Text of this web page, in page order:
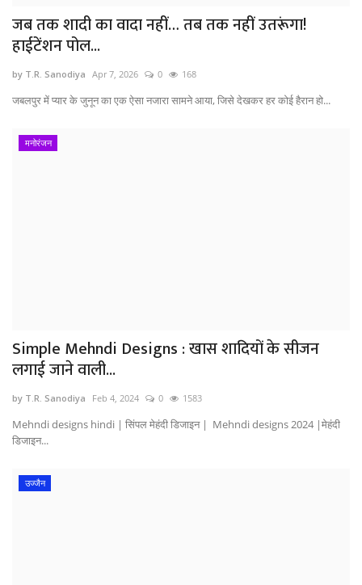
जब तक शादी का वादा नहीं… तब तक नहीं उतरूंगा!
हाईटेंशन पोल...
by T.R. Sanodiya Apr 7, 2026 0 168
जबलपुर में प्यार के जुनून का एक ऐसा नजारा सामने आया, जिसे देखकर हर कोई हैरान हो...
मनोरंजन
Simple Mehndi Designs : खास शादियों के सीजन
लगाई जाने वाली...
by T.R. Sanodiya Feb 4, 2024 0 1583
Mehndi designs hindi | सिंपल मेहंदी डिजाइन | Mehndi designs 2024 |मेहंदी
डिजाइन...
उज्जैन